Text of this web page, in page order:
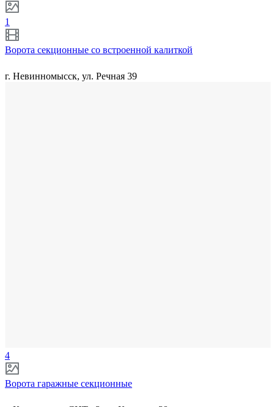
1
Ворота секционные со встроенной калиткой
г. Невинномысск, ул. Речная 39
4
Ворота гаражные секционные